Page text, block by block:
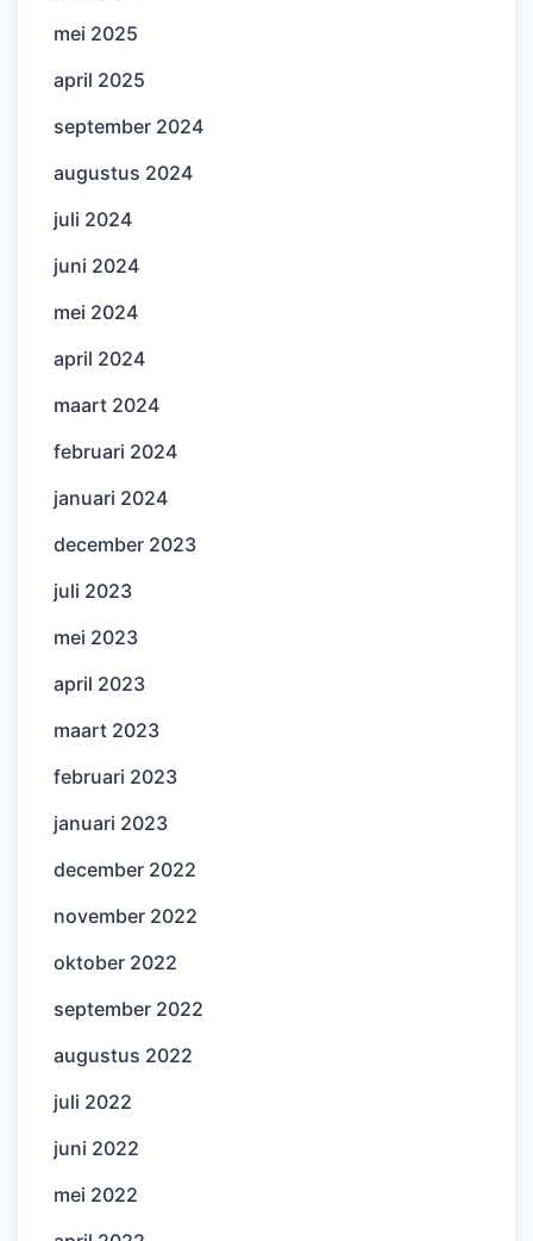
mei 2025
april 2025
september 2024
augustus 2024
juli 2024
juni 2024
mei 2024
april 2024
maart 2024
februari 2024
januari 2024
december 2023
juli 2023
mei 2023
april 2023
maart 2023
februari 2023
januari 2023
december 2022
november 2022
oktober 2022
september 2022
augustus 2022
juli 2022
juni 2022
mei 2022